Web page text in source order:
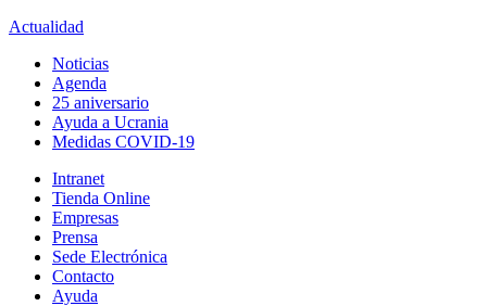
Actualidad
Noticias
Agenda
25 aniversario
Ayuda a Ucrania
Medidas COVID-19
Intranet
Tienda Online
Empresas
Prensa
Sede Electrónica
Contacto
Ayuda